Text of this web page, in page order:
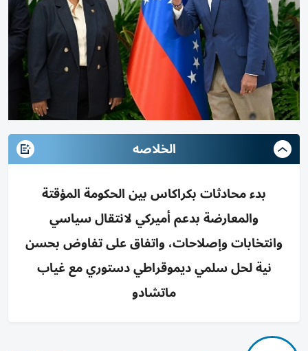
الخلاصه
بدء محادثات بكراكاس بين الحكومة المؤقتة
والمعارضة بدعم أميركي لانتقال سياسي
وانتخابات وإصلاحات، واتفاق على تفاوض بحسن
نية لحل سلمي ديموقراطي دستوري مع غياب
ماتشادو